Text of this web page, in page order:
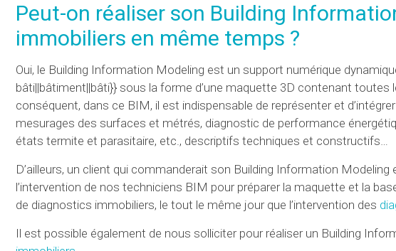
Peut-on réaliser son Building
immobiliers en même temps ?
Oui, le Building Information Modeling est un support numérique
bâti||bâtiment||bâti}} sous la forme d’une maquette 3D contenant
conséquent, dans ce BIM, il est indispensable de représenter et
mesurages des surfaces et métrés, diagnostic de performance
états termite et parasitaire, etc., descriptifs techniques et constructifs…
D’ailleurs, un client qui commanderait son Building Information
l’intervention de nos techniciens BIM pour préparer la maquette et la
de diagnostics immobiliers, le tout le même jour que l’intervention des
Il est possible également de nous solliciter pour réaliser un Building